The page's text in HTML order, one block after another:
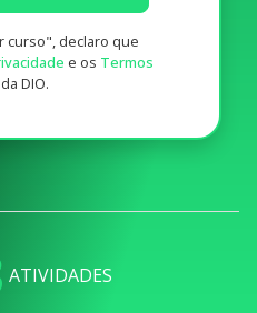
curso", declaro que
e os Termos
da DIO.
ATIVIDADES